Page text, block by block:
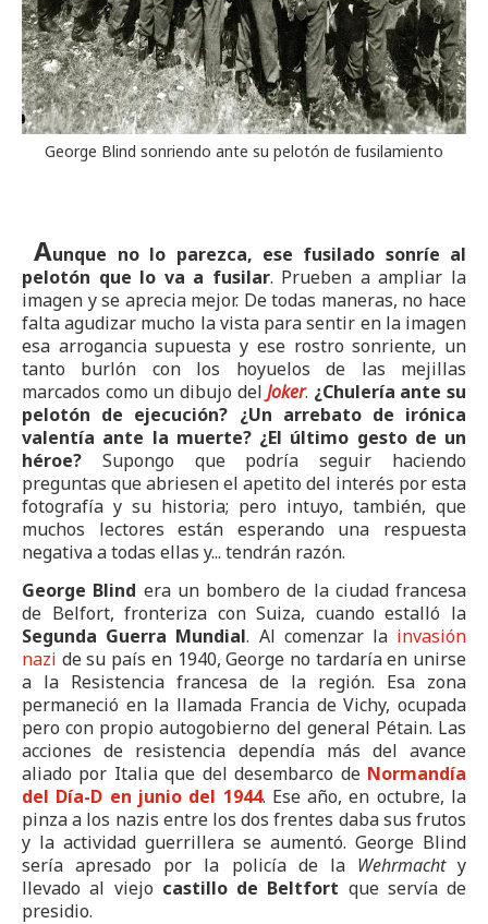
George Blind sonriendo ante su pelotón de fusilamiento
Aunque no lo parezca, ese fusilado sonríe al
pelotón que lo va a fusilar. Prueben a ampliar la
imagen y se aprecia mejor. De todas maneras, no hace
falta agudizar mucho la vista para sentir en la imagen
esa arrogancia supuesta y ese rostro sonriente, un
tanto burlón con los hoyuelos de las mejillas
marcados como un dibujo delJoker. ¿Chulería ante su
pelotón de ejecución? ¿Un arrebato de irónica
valentía ante la muerte? ¿El último gesto de un
héroe? Supongo que podría seguir haciendo
preguntas que abriesen el apetito del interés por esta
fotografía y su historia; pero intuyo, también, que
muchos lectores están esperando una respuesta
negativa a todas ellas y... tendrán razón.
George Blind era un bombero de la ciudad francesa
de Belfort, fronteriza con Suiza, cuando estalló la
Segunda Guerra Mundial. Al comenzar la invasión
nazi de su país en 1940, George no tardaría en unirse
a la Resistencia francesa de la región. Esa zona
permaneció en la llamada Francia de Vichy, ocupada
pero con propio autogobierno del general Pétain. Las
acciones de resistencia dependía más del avance
aliado por Italia que del desembarco de Normandía
del Día-D en junio del 1944. Ese año, en octubre, la
pinza a los nazis entre los dos frentes daba sus frutos
y la actividad guerrillera se aumentó. George Blind
sería apresado por la policía de la Wehrmacht y
llevado al viejo castillo de Beltfort que servía de
presidio.